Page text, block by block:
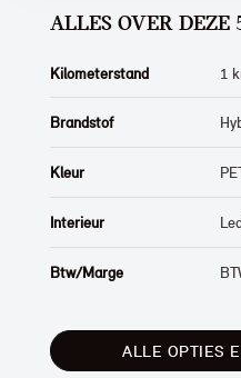
ALLES OVER DEZE
Kilometerstand 1
Brandstof
Kleur
Interieur
Btw/Marge
ALLE OPTIES